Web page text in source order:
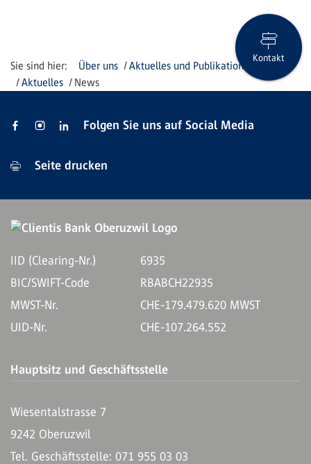
Über uns
Aktuelles und Publikationen
Aktuelles
News
Kontakt
Folgen Sie uns auf Social Media
Seite drucken
IID (Clearing-Nr.)
6935
BIC/SWIFT-Code
RBABCH22935
MWST-Nr.
CHE-179.479.620 MWST
UID-Nr.
CHE-107.264.552
Hauptsitz und Geschäftsstelle
Wiesentalstrasse 7
9242 Oberuzwil
Tel. Geschäftsstelle: 071 955 03 03